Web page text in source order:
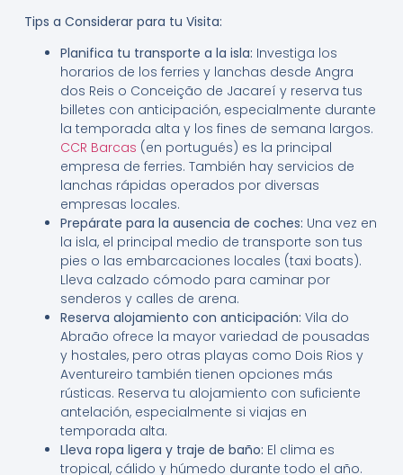
Tips a Considerar para tu Visita:
Planifica tu transporte a la isla: Investiga los
horarios de los ferries y lanchas desde Angra
dos Reis o Conceição de Jacareí y reserva tus
billetes con anticipación, especialmente durante
la temporada alta y los fines de semana largos.
CCR Barcas (en portugués) es la principal
empresa de ferries. También hay servicios de
lanchas rápidas operados por diversas
empresas locales.
Prepárate para la ausencia de coches: Una vez en
la isla, el principal medio de transporte son tus
pies o las embarcaciones locales (taxi boats).
Lleva calzado cómodo para caminar por
senderos y calles de arena.
Reserva alojamiento con anticipación: Vila do
Abraão ofrece la mayor variedad de pousadas
y hostales, pero otras playas como Dois Rios y
Aventureiro también tienen opciones más
rústicas. Reserva tu alojamiento con suficiente
antelación, especialmente si viajas en
temporada alta.
Lleva ropa ligera y traje de baño: El clima es
tropical, cálido y húmedo durante todo el año.